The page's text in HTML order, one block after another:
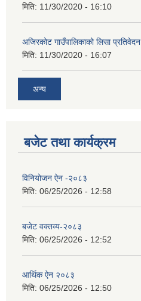
मिति: 11/30/2020 - 16:10
अजिरकोट गाउँपालिकाको लिसा प्रतिवेदन
मिति: 11/30/2020 - 16:07
अन्य
बजेट तथा कार्यक्रम
विनियोजन ऐन -२०८३
मिति: 06/25/2026 - 12:58
बजेट वक्तव्य-२०८३
मिति: 06/25/2026 - 12:52
आर्थिक ऐन २०८३
मिति: 06/25/2026 - 12:50